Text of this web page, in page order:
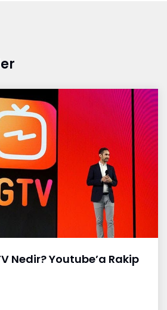
Nedir? Youtube’a Rakip